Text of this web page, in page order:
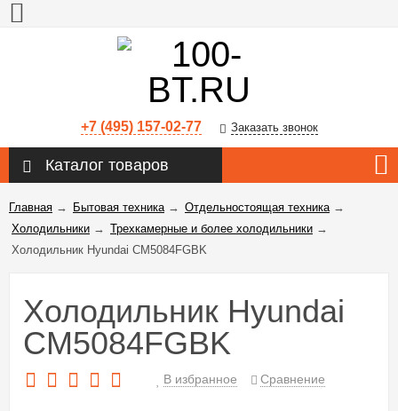
+7 (495) 157-02-77 Заказать звонок
Каталог товаров
Главная → Бытовая техника→ Отдельностоящая техника→
Холодильники → Трехкамерные и более холодильники →
Холодильник Hyundai CM5084FGBK
Холодильник Hyundai
CM5084FGBK
В избранное Сравнение